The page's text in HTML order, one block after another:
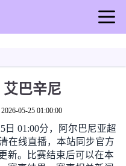
艾巴辛尼
2026-05-25 01:00:00
日 01:00分，阿尔巴尼亚超
在线直播，本站同步官方
新。比赛结束后可以在本